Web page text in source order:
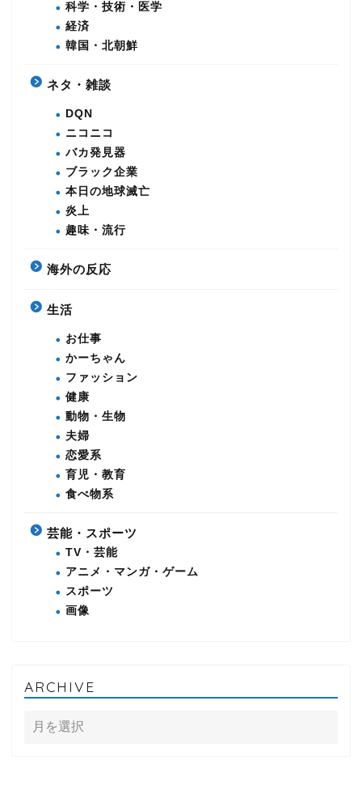
科学・技術・医学
経済
韓国・北朝鮮
ネタ・雑談
DQN
ニコニコ
バカ発見器
ブラック企業
本日の地球滅亡
炎上
趣味・流行
海外の反応
生活
お仕事
かーちゃん
ファッション
健康
動物・生物
夫婦
恋愛系
育児・教育
食べ物系
芸能・スポーツ
TV・芸能
アニメ・マンガ・ゲーム
スポーツ
画像
ARCHIVE